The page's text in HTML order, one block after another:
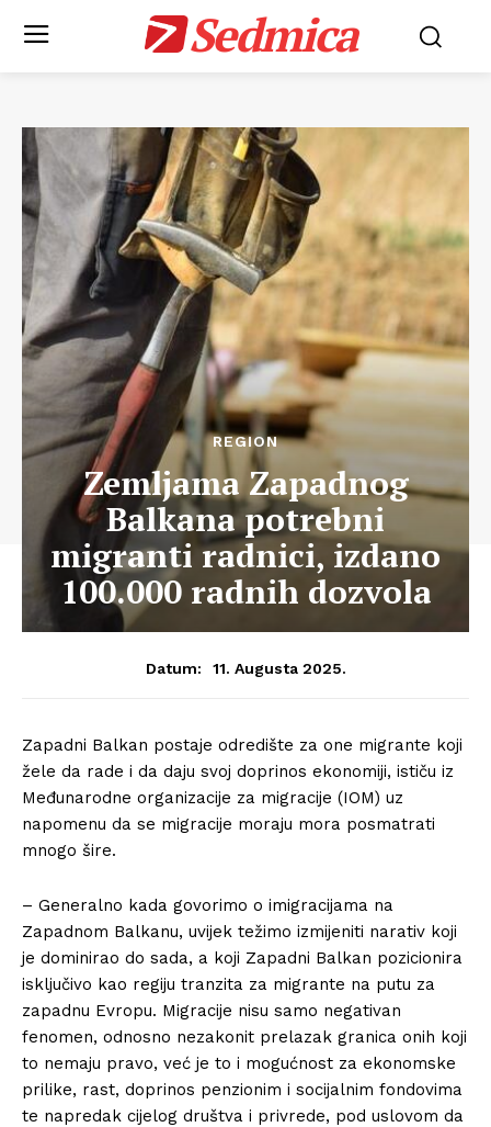
Sedmica
REGION
Zemljama Zapadnog
Balkana potrebni
migranti radnici, izdano
100.000 radnih dozvola
Datum: 11. Augusta 2025.
Zapadni Balkan postaje odredište za one migrante koji
žele da rade i da daju svoj doprinos ekonomiji, ističu iz
Međunarodne organizacije za migracije (IOM) uz
napomenu da se migracije moraju mora posmatrati
mnogo šire.
– Generalno kada govorimo o imigracijama na
Zapadnom Balkanu, uvijek težimo izmijeniti narativ koji
je dominirao do sada, a koji Zapadni Balkan pozicionira
isključivo kao regiju tranzita za migrante na putu za
zapadnu Evropu. Migracije nisu samo negativan
fenomen, odnosno nezakonit prelazak granica onih koji
to nemaju pravo, već je to i mogućnost za ekonomske
prilike, rast, doprinos penzionim i socijalnim fondovima
te napredak cijelog društva i privrede, pod uslovom da